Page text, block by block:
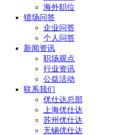
海外职位
猎场问答
企业问答
个人问答
新闻资讯
职场观点
行业资讯
公益活动
联系我们
优仕达总部
上海优仕达
苏州优仕达
无锡优仕达